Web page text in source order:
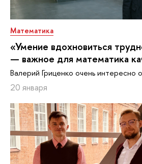
Математика
«Умение вдохновиться
— важное для математика
Валерий Гриценко очень интересно
20 января